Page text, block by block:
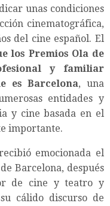
unas condiciones
cinematográfica,
del cine español. El
los Premios Ola de
y familiar
es Barcelona, una
entidades y
y cine basada en el
importante.
emocionada el
Barcelona, después
de cine y teatro y
cálido discurso de